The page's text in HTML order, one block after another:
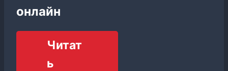
онлайн
Читат
ь